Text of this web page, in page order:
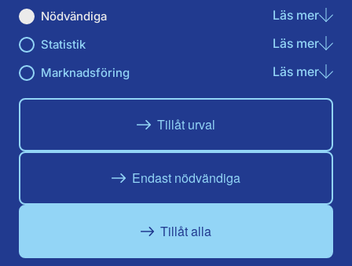
Nödvändiga Läs merom
Statistik Läs merom
Marknadsföring Läs merom
Tillåt urval
Endast nödvändiga
Tillåt alla
Du hittar oss här på sociala medier
Facebook
Instagram